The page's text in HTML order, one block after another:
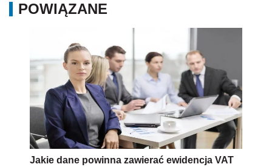
POWIĄZANE
Jakie dane powinna zawierać ewidencja VAT